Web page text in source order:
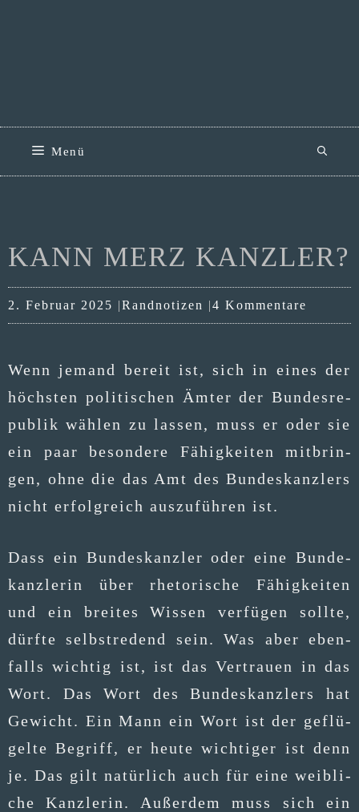
Menü
KANN MERZ KANZLER?
2. Februar 2025 Kategorien
Randnotizen 4 Kommentare
Wenn jemand bereit ist, sich in eines der
höchs­ten poli­ti­schen Ämter der Bun­des­re­
pu­blik wäh­len zu las­sen, muss er oder sie
ein paar beson­de­re Fähig­kei­ten mit­brin­
gen, ohne die das Amt des Bun­des­kanz­lers
nicht erfolg­reich aus­zu­füh­ren ist.
Dass ein Bun­des­kanz­ler oder eine Bun­de­
kanz­le­rin über rhe­to­ri­sche Fähig­kei­ten
und ein brei­tes Wis­sen ver­fü­gen soll­te,
dürf­te selbst­re­dend sein. Was aber eben­
falls wich­tig ist, ist das Ver­trau­en in das
Wort. Das Wort des Bun­des­kanz­lers hat
Gewicht. Ein Mann ein Wort ist der geflü­
gel­te Begriff, er heu­te wich­ti­ger ist denn
je. Das gilt natür­lich auch für eine weib­li­
che Kanz­le­rin. Außer­dem muss sich ein